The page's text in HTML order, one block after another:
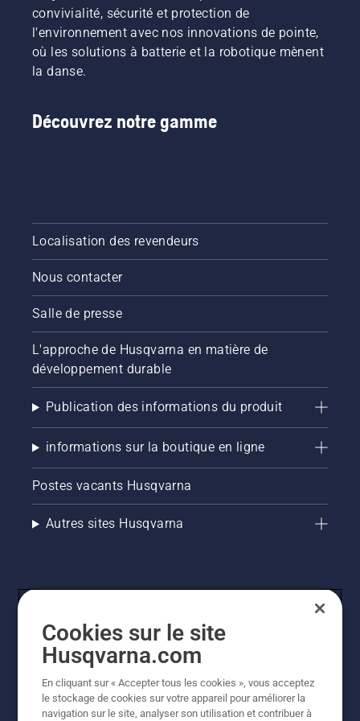
convivialité, sécurité et protection de
l'environnement avec nos innovations de pointe,
où les solutions à batterie et la robotique mènent
la danse.
Découvrez notre gamme
Localisation des revendeurs
Nous contacter
Salle de presse
L'approche de Husqvarna en matière de
développement durable
Publication des informations du produit
informations sur la boutique en ligne
Postes vacants Husqvarna
Autres sites Husqvarna
© Husqvarna AB (publ). Tous droits réservés. Les prix
indiqués sont des prix de vente conseillés. Tous les prix
Cookies sur le site
Husqvarna.com
En cliquant sur « Accepter tous les cookies », vous acceptez
le stockage de cookies sur votre appareil pour améliorer la
navigation sur le site, analyser son utilisation et contribuer à